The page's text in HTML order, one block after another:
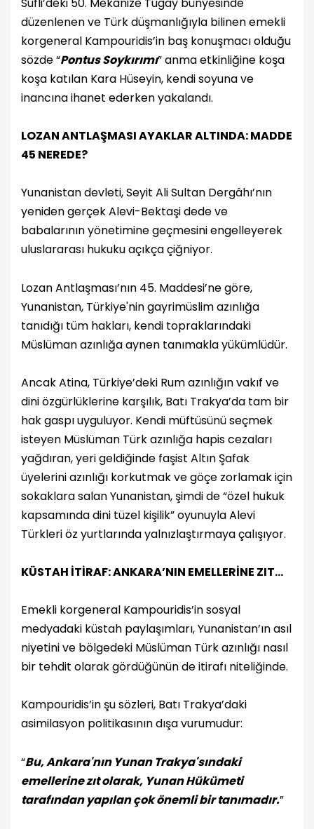
düzenlenen ve Türk düşmanlığıyla bilinen emekli
korgeneral Kampouridis’in baş konuşmacı olduğu
sözde “Pontus Soykırımı” anma etkinliğine koşa
koşa katılan Kara Hüseyin, kendi soyuna ve
inancına ihanet ederken yakalandı.
LOZAN ANTLAŞMASI AYAKLAR ALTINDA: MADDE
45 NEREDE?
Yunanistan devleti, Seyit Ali Sultan Dergâhı’nın
yeniden gerçek Alevi-Bektaşi dede ve
babalarının yönetimine geçmesini engelleyerek
uluslararası hukuku açıkça çiğniyor.
Lozan Antlaşması’nın 45. Maddesi’ne göre,
Yunanistan, Türkiye'nin gayrimüslim azınlığa
tanıdığı tüm hakları, kendi topraklarındaki
Müslüman azınlığa aynen tanımakla yükümlüdür.
Ancak Atina, Türkiye’deki Rum azınlığın vakıf ve
dini özgürlüklerine karşılık, Batı Trakya’da tam bir
hak gaspı uyguluyor. Kendi müftüsünü seçmek
isteyen Müslüman Türk azınlığa hapis cezaları
yağdıran, yeri geldiğinde faşist Altın Şafak
üyelerini azınlığı korkutmak ve göçe zorlamak için
sokaklara salan Yunanistan, şimdi de “özel hukuk
kapsamında dini tüzel kişilik” oyunuyla Alevi
Türkleri öz yurtlarında yalnızlaştırmaya çalışıyor.
KÜSTAH İTİRAF: ANKARA’NIN EMELLERİNE ZIT...
Emekli korgeneral Kampouridis’in sosyal
medyadaki küstah paylaşımları, Yunanistan’ın asıl
niyetini ve bölgedeki Müslüman Türk azınlığı nasıl
bir tehdit olarak gördüğünün de itirafı niteliğinde.
Kampouridis’in şu sözleri, Batı Trakya’daki
asimilasyon politikasının dışa vurumudur:
“Bu, Ankara'nın Yunan Trakya'sındaki
emellerine zıt olarak, Yunan Hükümeti
tarafından yapılan çok önemli bir tanımadır.”